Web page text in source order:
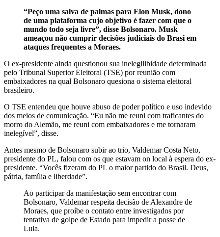
“Peço uma salva de palmas para Elon Musk, dono
de uma plataforma cujo objetivo é fazer com que o
mundo todo seja livre”, disse Bolsonaro. Musk
ameaçou não cumprir decisões judiciais do Brasi em
ataques frequentes a Moraes.
O ex-presidente ainda questionou sua inelegilibidade determinada
pelo Tribunal Superior Eleitoral (TSE) por reunião com
embaixadores na qual Bolsonaro quesiona o sistema eleitoral
brasileiro.
O TSE entendeu que houve abuso de poder político e uso indevido
dos meios de comunicação. “Eu não me reuni com traficantes do
morro do Alemão, me reuni com embaixadores e me tornaram
inelegível”, disse.
Antes mesmo de Bolsonaro subir ao trio, Valdemar Costa Neto,
presidente do PL, falou com os que estavam on local à espera do ex-
presidente. “Vocês fizeram do PL o maior partido do Brasil. Deus,
pátria, família e liberdade”.
Ao participar da manifestação sem encontrar com
Bolsonaro, Valdemar respeita decisão de Alexandre de
Moraes, que proíbe o contato entre investigados por
tentativa de golpe de Estado para impedir a posse de
Lula.